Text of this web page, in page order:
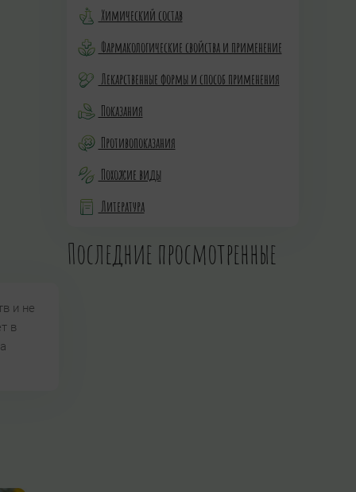
Химический состав
Фармакологические свойства и применение
Лекарственные формы и способ применения
Показания
Противопоказания
Похожие виды
Литература
и не
в
Последние просмотренные